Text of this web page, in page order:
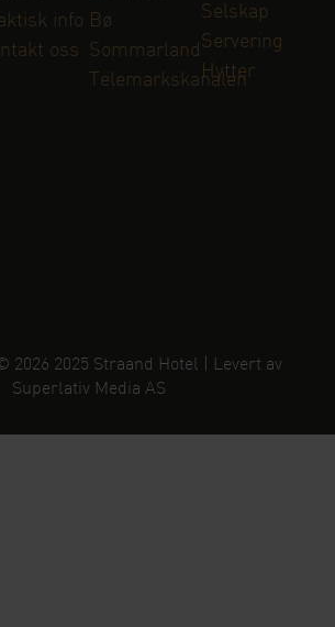
info
oss
Bø
Sommarland
Telemarkskanalen
Selskap
Servering
Hytter
2026 2025 Straand Hotel | Levert av
Superlativ Media AS